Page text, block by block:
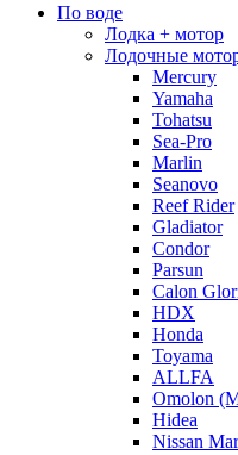
По воде
Лодка + мотор
Лодочные
Mercury
Yamaha
Tohatsu
Sea-Pro
Marlin
Seanovo
Reef Rider
Gladiator
Condor
Parsun
Calon
HDX
Honda
Toyama
ALLFA
Omolon
Hidea
Nissan